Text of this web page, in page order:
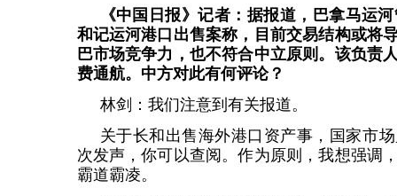
《中国日报》记者：据报道，巴拿马运
和记运河港口出售案称，目前交易结构或将
巴市场竞争力，也不符合中立原则。该负责
费通航。中方对此有何评论？
林剑：我们注意到有关报道。
关于长和出售海外港口资产事，国家市
次发声，你可以查阅。作为原则，我想强调
霸道霸凌。